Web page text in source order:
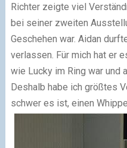
Richter zeigte viel
bei seiner zweiten
Geschehen war. Aidan
verlassen. Für mich hat er
wie Lucky im Ring war und
Deshalb habe ich größtes
schwer es ist, einen